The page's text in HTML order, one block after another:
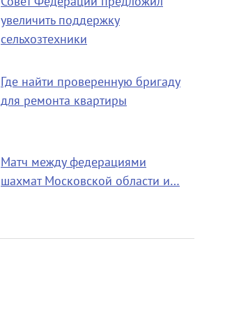
увеличить поддержку
сельхозтехники
Где найти проверенную бригаду
для ремонта квартиры
Матч между федерациями
шахмат Московской области и…